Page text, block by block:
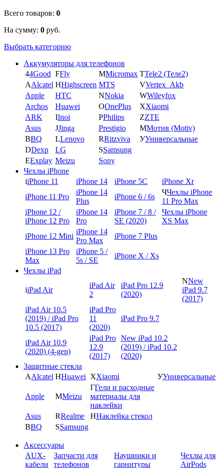
Всего товаров: 0
На сумму: 0 руб.
Выбрать категорию
Аккумуляторы для телефонов
44Good FFly MMicromax TTele2 (Теле2)
AAlcatel HHighscreen MTS VVertex_Akb
Apple
HTC NNokia WWileyfox
Archos
Huawei OOnePlus XXiaomi
ARK
IInoi PPhilips ZZTE
Asus
JJinga Prestigio ММотив (Motiv)
BBQ LLenovo RRitzviva УУниверсальные
DDexp LG SSamsung
EExplay Meizu
Sony
Чехлы iPhone
iiPhone 11 iPhone 14 iPhone 5C
iPhone Xr
iPhone 11 Pro
iPhone 14
Plus
iPhone 6 / 6s
ЧЧехлы iPhone
11 Pro Max
iPhone 12 /
iPhone 12 Pro
iPhone 14
Pro
iPhone 7 / 8 /
SE (2020)
Чехлы iPhone
XS Max
iPhone 12 Mini
iPhone 14
Pro Max
iPhone 7 Plus
iPhone 13 Pro
Max
iPhone 5 /
5s / SE
iPhone X / Xs
Чехлы iPad
iiPad Air
iPad Air
2
iPad Pro 12.9
(2020)
NNew
iPad 9.7
(2017)
iPad Air 10.5
(2019) / iPad Pro
10.5 (2017)
iPad Pro
11
(2020)
iPad Pro 9.7
iPad Air 10.9
(2020) (4-gen)
iPad Pro
12.9
(2017)
New iPad 10.2
(2019) / iPad 10.2
(2020)
Защитные стекла
AAlcatel HHuawei XXiaomi УУниверсальные
Apple MMeizu
ГГели и расходные
материалы для
наклейки
Asus
RRealme ННаклейка стекол
BBQ SSamsung
Аксессуары
AUX-
кабели
Запчасти для
телефонов
Наушники и
гарнитуры
Чехлы для
AirPods